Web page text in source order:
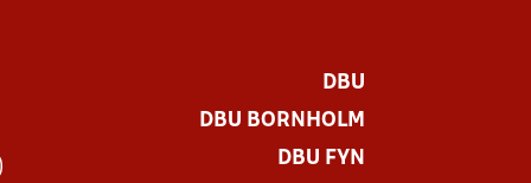
DBU
DBU BORNHOLM
DBU FYN